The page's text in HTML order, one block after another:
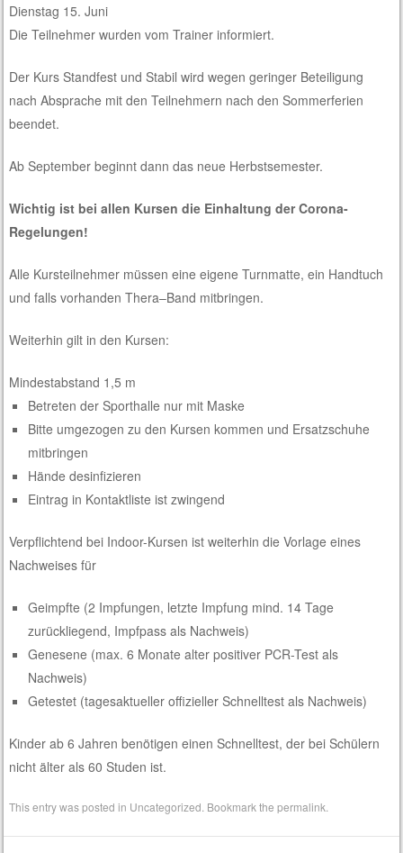
Dienstag 15. Juni
Die Teilnehmer wurden vom Trainerinformiert.
Der Kurs Standfest und Stabil wird wegen geringer Beteiligung
nach Absprache mit den Teilnehmern nach den Sommerferien
beendet.
Ab September beginnt dann das neue Herbstsemester.
Wichtig ist bei allen Kursen die Einhaltung der Corona-
Regelungen!
Alle Kursteilnehmer müssen eine eigene Turnmatte, ein Handtuch
und falls vorhanden Thera–Band mitbringen.
Weiterhin gilt in den Kursen:
Mindestabstand 1,5 m
Betreten derSporthalle nur mit Maske
Bitte umgezogen zu den Kursen kommen und Ersatzschuhe
mitbringen
Hände desinfizieren
Eintrag in Kontaktliste ist zwingend
Verpflichtend bei Indoor-Kursen ist weiterhin die Vorlage eines
Nachweises für
Geimpfte (2 Impfungen, letzte Impfung mind. 14 Tage
zurückliegend, Impfpass als Nachweis)
Genesene (max. 6 Monate alter positiver PCR-Test als
Nachweis)
Getestet (tagesaktueller offizieller Schnelltest als Nachweis)
Kinder ab 6 Jahren benötigen einen Schnelltest, der bei Schülern
nicht älter als 60 Studen ist.
This entry was posted in Uncategorized . Bookmark thepermalink